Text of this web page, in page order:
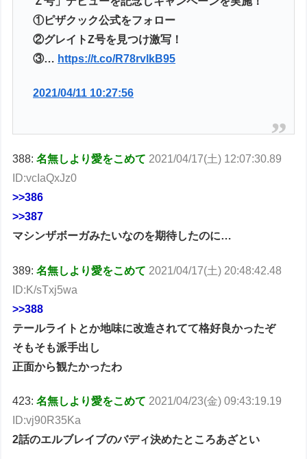
①ピザクック公式をフォロー
②グレイトZ号を見つけ激写！
③… https://t.co/R78rvlkB95
2021/04/11 10:27:56
388:名無しより愛をこめて 2021/04/17(土) 12:07:30.89
ID:vcIaQxJz0
>>386
>>387
マシンザボーガみたいなのを期待したのに…
389:名無しより愛をこめて 2021/04/17(土) 20:48:42.48
ID:K/sTxj5wa
>>388
テールライトとか地味に改造されてて格好良かったぞ
そもそも派手出し
正面から観たかったわ
423:名無しより愛をこめて 2021/04/23(金) 09:43:19.19
ID:vj90R35Ka
2話のエルブレイブのバディ決めたところあざとい